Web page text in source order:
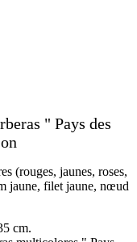
" Pays des
(rouges, jaunes, roses,
jaune, filet jaune, nœud
cm.